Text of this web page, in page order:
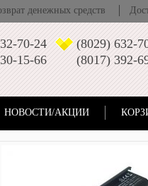
денежных средств
70-24
(8029) 632-
15-66
(8017) 392-
НОВОСТИ/АКЦИИ